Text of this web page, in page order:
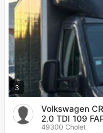
3
Volkswagen
2.0 TDI 109
49300 Cholet